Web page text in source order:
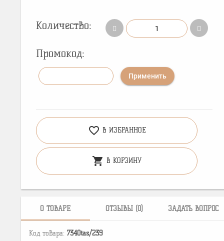
Количество:
Промокод:
Применить
favorite_border В ИЗБРАННОЕ
shopping_cart В КОРЗИНУ
О ТОВАРЕ ОТЗЫВЫ (0) ЗАДАТЬ ВОПРОС
Код товара: 7340tas/239